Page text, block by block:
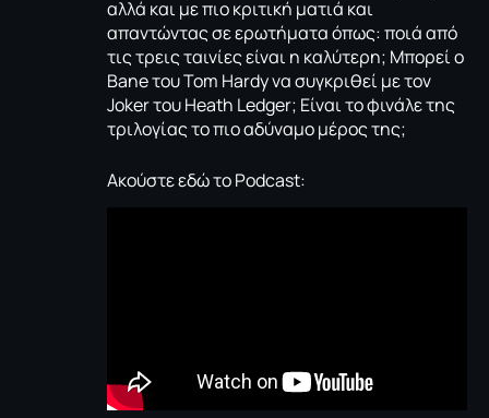
αλλά και με πιο κριτική ματιά και
απαντώντας σε ερωτήματα όπως: ποιά από
τις τρεις ταινίες είναι η καλύτερη; Μπορεί ο
Bane του Tom Hardy να συγκριθεί με τον
Joker του Heath Ledger; Είναι το φινάλε της
τριλογίας το πιο αδύναμο μέρος της;
Ακούστε εδώ το Podcast: